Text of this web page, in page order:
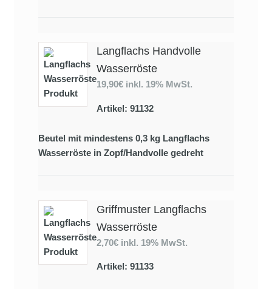
Langflachs Handvolle
Wasserröste
19,90€ inkl. 19% MwSt.
Artikel: 91132
Beutel mit mindestens 0,3 kg Langflachs
Wasserröste in Zopf/Handvolle gedreht
Griffmuster Langflachs
Wasserröste
2,70€ inkl. 19% MwSt.
Artikel: 91133